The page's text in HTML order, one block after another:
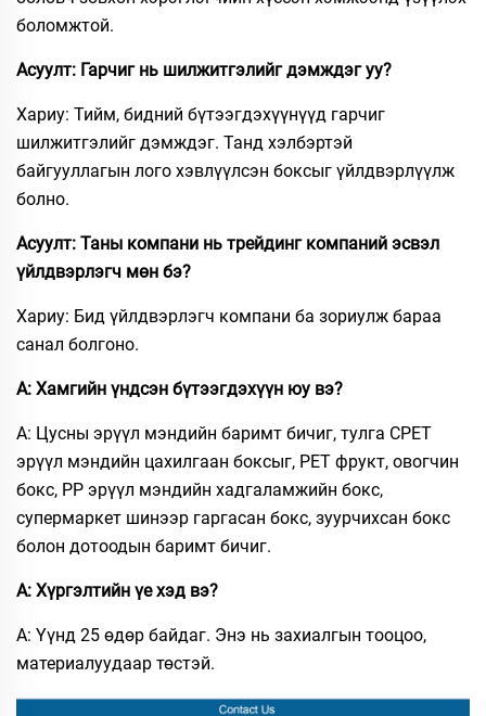
боломжтой.
Асуулт: Гарчиг нь шилжитгэлийг дэмждэг уу?
Хариу: Тийм, бидний бүтээгдэхүүнүүд гарчиг
шилжитгэлийг дэмждэг. Танд хэлбэртэй
байгууллагын лого хэвлүүлсэн боксыг үйлдвэрлүүлж
болно.
Асуулт: Таны компани нь трейдинг компаний эсвэл
үйлдвэрлэгч мөн бэ?
Хариу: Бид үйлдвэрлэгч компани ба зориулж бараа
санал болгоно.
А: Хамгийн үндсэн бүтээгдэхүүн юу вэ?​
A: Цусны эрүүл мэндийн баримт бичиг, тулга CPET
эрүүл мэндийн цахилгаан боксыг, PET фрукт, овогчин
бокс, PP эрүүл мэндийн хадгаламжийн бокс,
супермаркет шинээр гаргасан бокс, зуурчихсан бокс
болон дотоодын баримт бичиг.​
А: Хүргэлтийн үе хэд вэ?​
A: Үүнд 25 өдөр байдаг. Энэ нь захиалгын тооцоо,
материалуудаар төстэй.​